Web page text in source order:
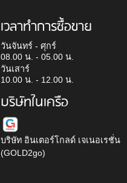
เวลาทำการซื้อขาย
วันจันทร์ - ศุกร์
08.00 น. - 05.00 น.
วันเสาร์
10.00 น. - 12.00 น.
บริษัทในเครือ
บริษัท อินเตอร์โกลด์ เจเนอเรชั่น
(GOLD2go)